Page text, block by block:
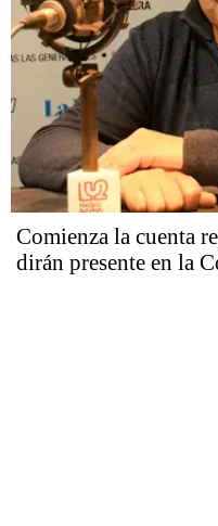
Comienza la cuenta
dirán presente en la